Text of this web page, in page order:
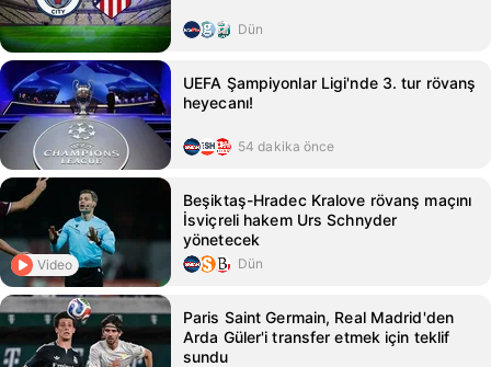
Dün
UEFA Şampiyonlar Ligi'nde 3. tur rövanş
heyecanı!
54 dakika önce
Video
Beşiktaş-Hradec Kralove rövanş maçını
İsviçreli hakem Urs Schnyder
yönetecek
Dün
Paris Saint Germain, Real Madrid'den
Arda Güler'i transfer etmek için teklif
sundu